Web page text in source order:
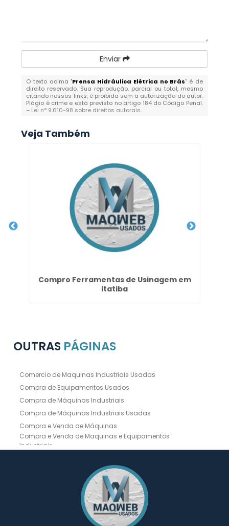
Enviar
O texto acima "Prensa Hidráulica Elétrica no Brás" é de
direito reservado. Sua reprodução, parcial ou total, mesmo
citando nossos links, é proibida sem a autorização do autor.
Plágio é crime e está previsto no artigo 184 do Código Penal.
– Lei n° 9.610-98 sobre direitos autorais.
Veja Também
Compro Ferramentas de Usinagem em
Itatiba
OUTRAS PÁGINAS
Comercio de Maquinas Industriais Usadas
Compra de Equipamentos Usados
Compra de Máquinas Industriais
Compra de Máquinas Industriais Usadas
Compra e Venda de Máquinas
Compra e Venda de Maquinas e Equipamentos
Industriais
Compra e Venda de Máquinas Operatrizes
Dobradeira CNC Usada
Dobradeira de Chapa Hidráulica Usada
Dobradeira de Chapas
Dobradeira Hidráulica
Dobradeira Hidráulica Usada
Dobradeira Industrial